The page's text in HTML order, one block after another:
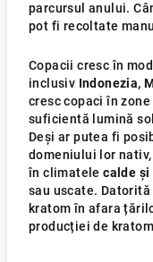
parcursul anului.
pot fi recoltate
Copacii cresc în
inclusiv Indonezia,
cresc copaci în
suficientă lumină
Deși ar putea fi
domeniului lor
în climatele calde și
sau uscate.
kratom în afara
producției de